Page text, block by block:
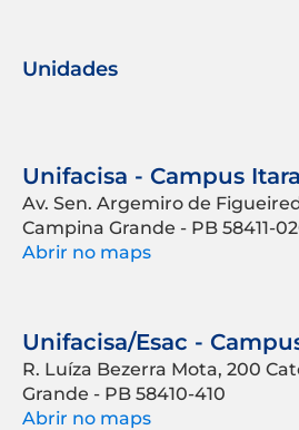
Unidades
Unifacisa - Campus
Av. Sen. Argemiro de
Campina Grande - PB 58411-
Abrir no maps
Unifacisa/Esac -
R. Luíza Bezerra Mota, 200
Grande - PB 58410-410
Abrir no maps